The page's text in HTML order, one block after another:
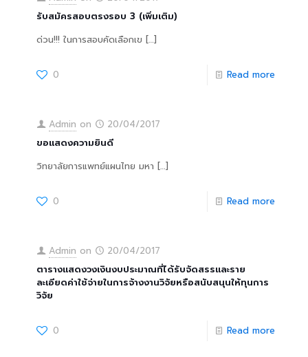
รับสมัครสอบตรงรอบ 3 (เพิ่มเติม)
ด่วน!!! ในการสอบคัดเลือกเข […]
0 Read more
Admin on
20/04/2017
ขอแสดงความยินดี
วิทยาลัยการแพทย์แผนไทย มหา […]
0 Read more
Admin on
20/04/2017
ตารางแสดงวงเงินงบประมาณที่ได้รับจัดสรรและราย
ละเอียดค่าใช้จ่ายในการจ้างงานวิจัยหรือสนับสนุนให้ทุนการ
วิจัย
0 Read more